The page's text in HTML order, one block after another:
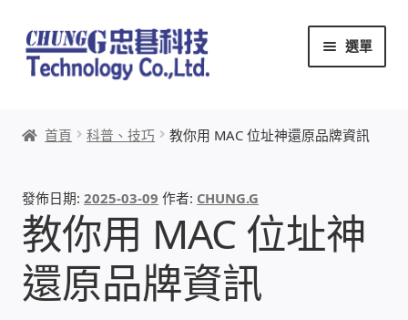
跳
至
導
列
跳
至
主
內
選單
本站文章導覽
本站AI文字客服
創辦人:林慶忠
首頁 科普、技巧 教你用 MAC 位址神還原品牌資訊
發佈日期:2025-03-09 作者: CHUNG.G
教你用 MAC 位址神
還原品牌資訊